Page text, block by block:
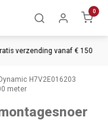
0
verzending vanaf € 150
Dynamic H7V2E016203
meter